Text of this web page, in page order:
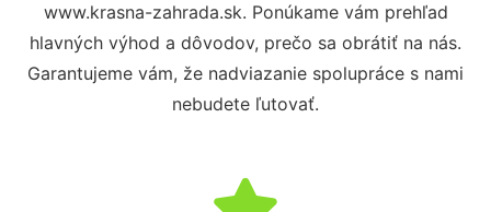
www.krasna-zahrada.sk. Ponúkame vám prehľad
hlavných výhod a dôvodov, prečo sa obrátiť na nás.
Garantujeme vám, že nadviazanie spolupráce s nami
nebudete ľutovať.